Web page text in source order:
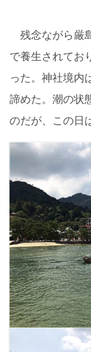
残念ながら厳
で養生されてお
った。神社境内
諦めた。潮の状
のだが、この日